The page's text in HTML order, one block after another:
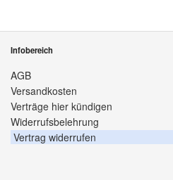
Infobereich
AGB
Versandkosten
Verträge hier kündigen
Widerrufsbelehrung
Vertrag widerrufen